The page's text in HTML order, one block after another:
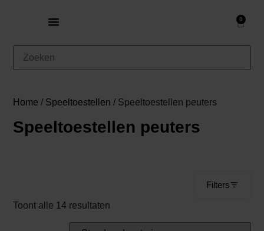
0
Home / Speeltoestellen / Speeltoestellen peuters
Speeltoestellen peuters
Filters
Toont alle 14 resultaten